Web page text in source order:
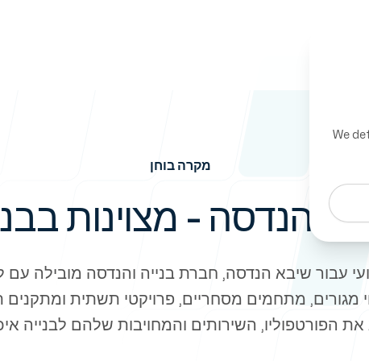
We
חדשות
מקרה בוחן
הנדסה - מצוינות
מגורים, מתחמים מסחריים, פרויקטי תשתית
את הפורטפוליו, השירותים והמחויבות שלהם לבנייה